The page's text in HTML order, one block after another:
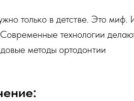
только в детстве. Это
технологии
методы ортодонтии